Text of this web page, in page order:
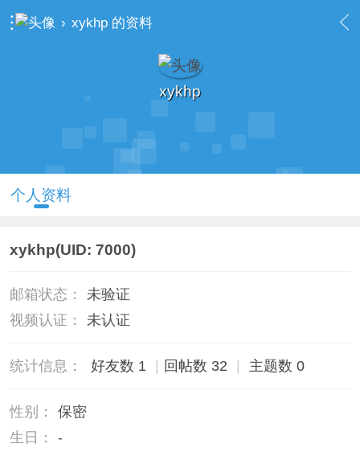
› xykhp 的资料
xykhp
个人资料
xykhp(UID: 7000)
邮箱状态：
未验证
视频认证：
未认证
统计信息： 好友数 1 | 回帖数 32 | 主题数 0
性别：
保密
生日：
-